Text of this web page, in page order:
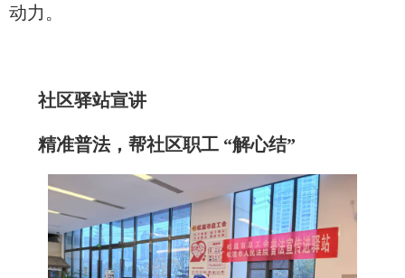
动力。
社区驿站宣讲
精准普法，帮社区职工 “解心结”